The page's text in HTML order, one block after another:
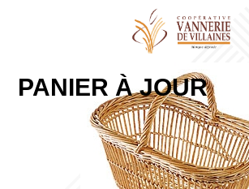
PANIER À JOUR